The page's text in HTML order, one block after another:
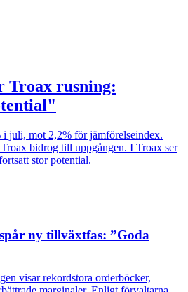
Troax rusning:
i juli, mot 2,2% för jämförelseindex.
bidrog till uppgången. I Troax ser
stor potential.
ny tillväxtfas: ”Goda
visar rekordstora orderböcker,